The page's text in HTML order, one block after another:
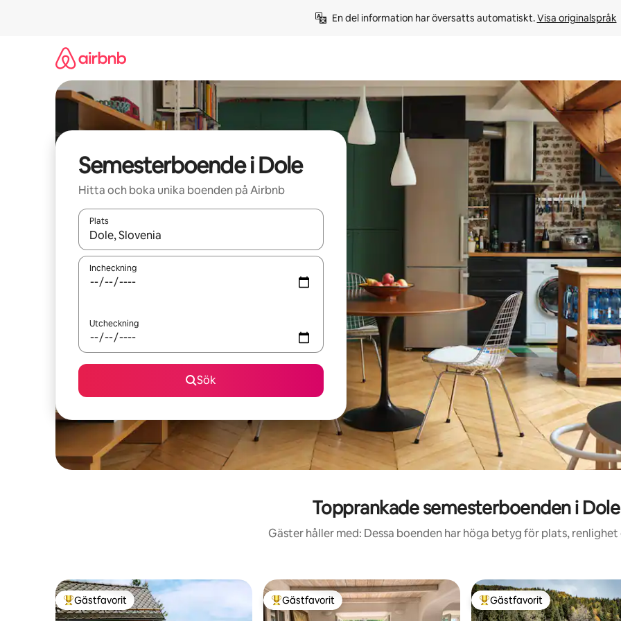
En del information har översatts automatiskt. Visa originalspråk
Semesterboende i Dole
Hitta och boka unika boenden på Airbnb
Plats
När resultaten är tillgängliga kan du navigera med upp- och nedåtpilarna eller utforska genom att trycka eller svepa.
Incheckning
Utcheckning
Sök
Topprankade semesterboenden i Dole
Gäster håller med: Dessa boenden har höga betyg för plats, renlighet
Populär gästfavorit
Gästfavorit Populär gästfavorit
Gästfavorit Populär gästfavorit
Gästfavorit